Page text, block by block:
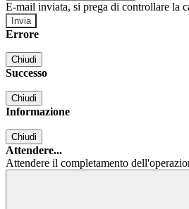
E-mail inviata, si prega di controllare la
Errore
Chiudi
Successo
Chiudi
Informazione
Chiudi
Attendere...
Attendere il completamento